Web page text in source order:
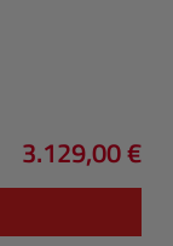
Regulärer
3.129,00 €